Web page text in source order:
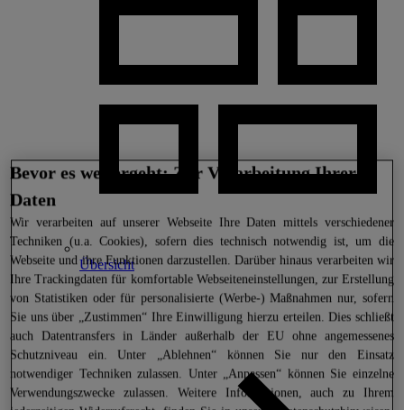
Übersicht
Bevor es weitergeht: Zur Verarbeitung Ihrer
Daten
Wir verarbeiten auf unserer Webseite Ihre Daten mittels verschiedener
Techniken (u.a. Cookies), sofern dies technisch notwendig ist, um die
Webseite und ihre Funktionen darzustellen. Darüber hinaus verarbeiten wir
Ihre Trackingdaten für komfortable Webseiteneinstellungen, zur Erstellung
von Statistiken oder für personalisierte (Werbe-) Maßnahmen nur, sofern
Sie uns über „Zustimmen“ Ihre Einwilligung hierzu erteilen. Dies schließt
auch Datentransfers in Länder außerhalb der EU ohne angemessenes
Schutzniveau ein. Unter „Ablehnen“ können Sie nur den Einsatz
notwendiger Techniken zulassen. Unter „Anpassen“ können Sie einzelne
Verwendungszwecke zulassen. Weitere Informationen, auch zu Ihrem